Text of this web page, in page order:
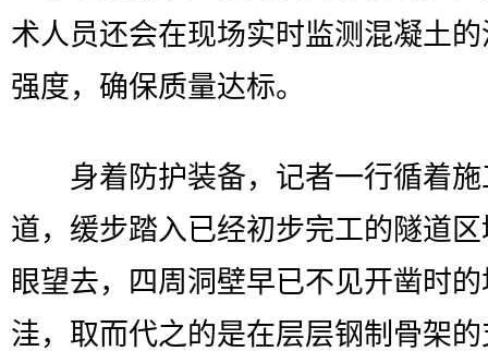
术人员还会在现场实时监测混凝土
强度，确保质量达标。
身着防护装备，记者一行循着施
道，缓步踏入已经初步完工的隧道
眼望去，四周洞壁早已不见开凿时
洼，取而代之的是在层层钢制骨架